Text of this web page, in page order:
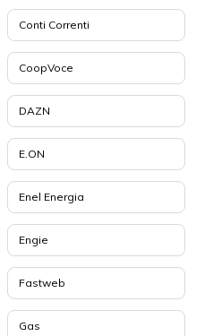
Conti Correnti
CoopVoce
DAZN
E.ON
Enel Energia
Engie
Fastweb
Gas